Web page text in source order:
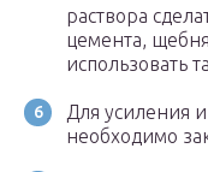
раствора
цемента,
использовать
Для усиления
необходимо